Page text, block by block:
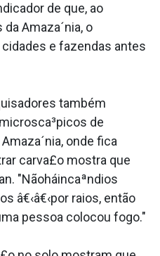
de que, ao
Amaza´nia, o
e fazendas antes
também
de
onde fica
carva£o mostra que
"Nãoháincaªndios
â€‹â€‹por raios, então
pessoa colocou fogo."